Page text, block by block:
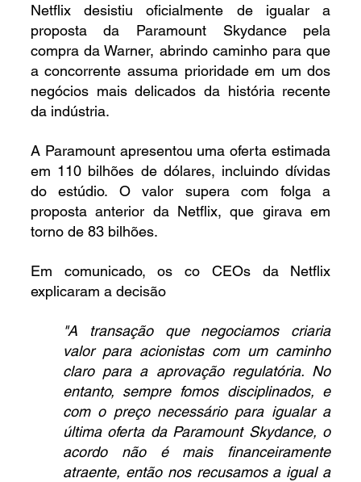
Netflix desistiu oficialmente de igualar a
proposta da Paramount Skydance pela
compra da Warner, abrindo caminho para que
a concorrente assuma prioridade em um dos
negócios mais delicados da história recente
da indústria.
A Paramount apresentou uma oferta estimada
em 110 bilhões de dólares, incluindo dívidas
do estúdio. O valor supera com folga a
proposta anterior da Netflix, que girava em
torno de 83 bilhões.
Em comunicado, os co CEOs da Netflix
explicaram a decisão
"A transação que negociamos criaria
valor para acionistas com um caminho
claro para a aprovação regulatória. No
entanto, sempre fomos disciplinados, e
com o preço necessário para igualar a
última oferta da Paramount Skydance, o
acordo não é mais financeiramente
atraente, então nos recusamos a igual a